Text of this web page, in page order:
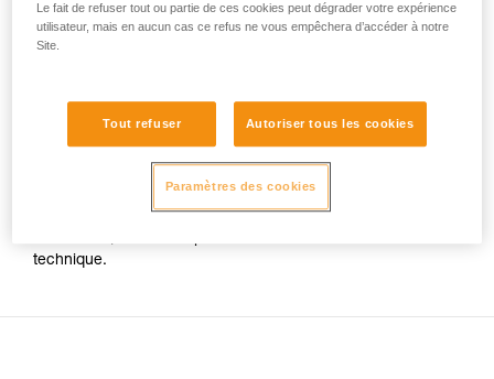
La notice technique de la TANDEM SPEED n’indique donc
plus de compatibilité avec un câble. Cependant cette poulie
toujours d’être utilisée sur câble jusqu’à 13 mm de diamètre,
pour tout usage hors environnement Parcours Acrobatiques
technique.
Le fait de refuser tout ou partie de ces cookies peut dégrader votre expérience
utilisateur, mais en aucun cas ce refus ne vous empêchera d’accéder à notre
Site.
Tout refuser Autoriser tous les cookies
Paramètres des cookies